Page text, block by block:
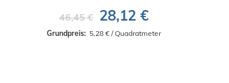
46,45 € 28,12 €
Grundpreis: 5,28 € / Quadratmeter